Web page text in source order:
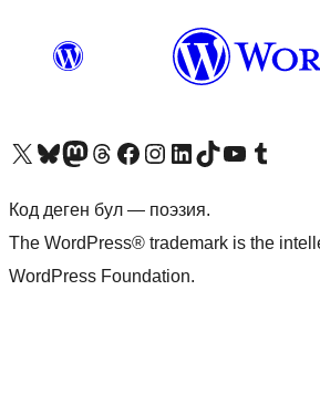
Visit our X (formerly Twitter) account
Visit our Bluesky account
Биздин Mastodon түрмөгүбүзгө баш багыңыз
Visit our Threads account
Биздин Facebook баракчабызга кириңиз
Биздин Instagram баракчабызга баш багыңыз
Биздин LinkedIn баракчабызга баш багыңыз
Visit our TikTok account
Visit our YouTube channel
Visit our Tumblr
Код деген бул — поэзия.
The WordPress® trademark is the
WordPress Foundation.